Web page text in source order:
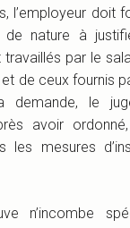
l’employeur doit
de nature à
par le
de ceux fournis
demande, le
avoir
les mesures
n’incombe